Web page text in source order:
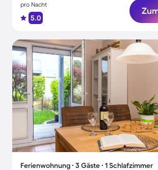
pro Nacht
5.0
Ferienwohnung ∙ 3 Gäste ∙ 1 Schlafzimmer